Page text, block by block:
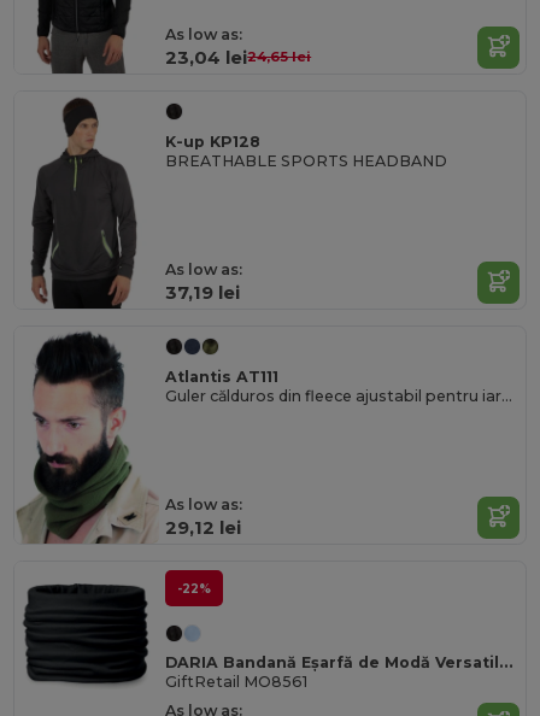
As low as:
23,04 lei24,65 lei
K-up KP128
BREATHABLE SPORTS HEADBAND
As low as:
37,19 lei
Atlantis AT111
Guler călduros din fleece ajustabil pentru iarnă
As low as:
29,12 lei
-22%
DARIA Bandană Eșarfă de Modă Versatilă din Microfibră
GiftRetail MO8561
As low as: